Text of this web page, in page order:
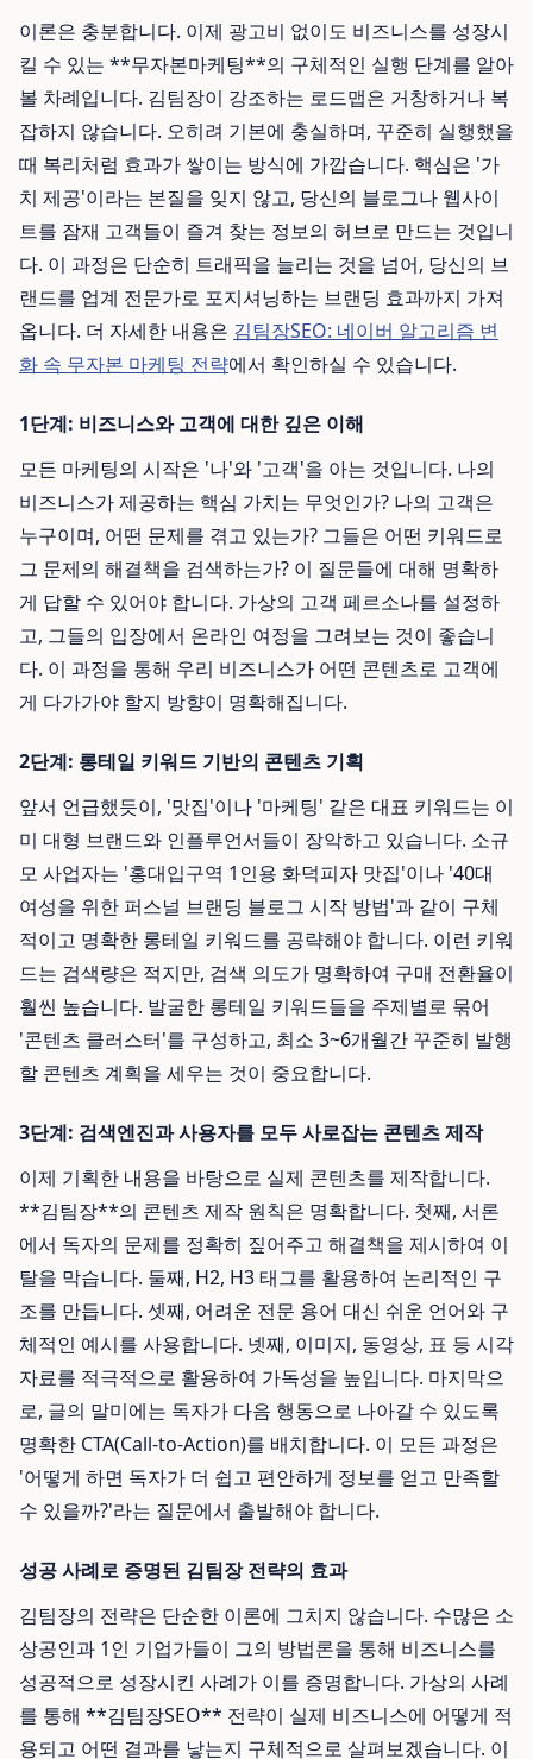
이론은 충분합니다. 이제 광고비 없이도 비즈니스를 성장시
킬 수 있는 **무자본마케팅**의 구체적인 실행 단계를 알아
볼 차례입니다. 김팀장이 강조하는 로드맵은 거창하거나 복
잡하지 않습니다. 오히려 기본에 충실하며, 꾸준히 실행했을
때 복리처럼 효과가 쌓이는 방식에 가깝습니다. 핵심은 '가
치 제공'이라는 본질을 잊지 않고, 당신의 블로그나 웹사이
트를 잠재 고객들이 즐겨 찾는 정보의 허브로 만드는 것입니
다. 이 과정은 단순히 트래픽을 늘리는 것을 넘어, 당신의 브
랜드를 업계 전문가로 포지셔닝하는 브랜딩 효과까지 가져
옵니다. 더 자세한 내용은 김팀장SEO: 네이버 알고리즘 변
화 속 무자본 마케팅 전략에서 확인하실 수 있습니다.
1단계: 비즈니스와 고객에 대한 깊은 이해
모든 마케팅의 시작은 '나'와 '고객'을 아는 것입니다. 나의
비즈니스가 제공하는 핵심 가치는 무엇인가? 나의 고객은
누구이며, 어떤 문제를 겪고 있는가? 그들은 어떤 키워드로
그 문제의 해결책을 검색하는가? 이 질문들에 대해 명확하
게 답할 수 있어야 합니다. 가상의 고객 페르소나를 설정하
고, 그들의 입장에서 온라인 여정을 그려보는 것이 좋습니
다. 이 과정을 통해 우리 비즈니스가 어떤 콘텐츠로 고객에
게 다가가야 할지 방향이 명확해집니다.
2단계: 롱테일 키워드 기반의 콘텐츠 기획
앞서 언급했듯이, '맛집'이나 '마케팅' 같은 대표 키워드는 이
미 대형 브랜드와 인플루언서들이 장악하고 있습니다. 소규
모 사업자는 '홍대입구역 1인용 화덕피자 맛집'이나 '40대
여성을 위한 퍼스널 브랜딩 블로그 시작 방법'과 같이 구체
적이고 명확한 롱테일 키워드를 공략해야 합니다. 이런 키워
드는 검색량은 적지만, 검색 의도가 명확하여 구매 전환율이
훨씬 높습니다. 발굴한 롱테일 키워드들을 주제별로 묶어
'콘텐츠 클러스터'를 구성하고, 최소 3~6개월간 꾸준히 발행
할 콘텐츠 계획을 세우는 것이 중요합니다.
3단계: 검색엔진과 사용자를 모두 사로잡는 콘텐츠 제작
이제 기획한 내용을 바탕으로 실제 콘텐츠를 제작합니다.
**김팀장**의 콘텐츠 제작 원칙은 명확합니다. 첫째, 서론
에서 독자의 문제를 정확히 짚어주고 해결책을 제시하여 이
탈을 막습니다. 둘째, H2, H3 태그를 활용하여 논리적인 구
조를 만듭니다. 셋째, 어려운 전문 용어 대신 쉬운 언어와 구
체적인 예시를 사용합니다. 넷째, 이미지, 동영상, 표 등 시각
자료를 적극적으로 활용하여 가독성을 높입니다. 마지막으
로, 글의 말미에는 독자가 다음 행동으로 나아갈 수 있도록
명확한 CTA(Call-to-Action)를 배치합니다. 이 모든 과정은
'어떻게 하면 독자가 더 쉽고 편안하게 정보를 얻고 만족할
수 있을까?'라는 질문에서 출발해야 합니다.
성공 사례로 증명된 김팀장 전략의 효과
김팀장의 전략은 단순한 이론에 그치지 않습니다. 수많은 소
상공인과 1인 기업가들이 그의 방법론을 통해 비즈니스를
성공적으로 성장시킨 사례가 이를 증명합니다. 가상의 사례
를 통해 **김팀장SEO** 전략이 실제 비즈니스에 어떻게 적
용되고 어떤 결과를 낳는지 구체적으로 살펴보겠습니다. 이